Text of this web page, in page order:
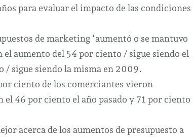
para evaluar el impacto de las condiciones
de marketing ‘aumentó o se mantuvo
el aumento del 54 por ciento / sigue siendo el
/ sigue siendo la misma en 2009.
ciento de los comerciantes vieron
46 por ciento el año pasado y 71 por ciento
acerca de los aumentos de presupuesto a